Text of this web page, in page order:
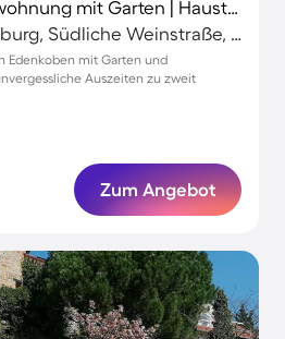
Charmante Ferienwohnung mit Garten | Haustiere sind willkommen
Rhodt unter Rietburg, Südliche Weinstraße, Deutschland
Edenkoben mit Garten und
Auszeiten zu zweit
Zum Angebot